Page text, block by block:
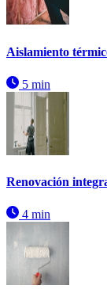
Aislamiento
5 min
Renovación
4 min